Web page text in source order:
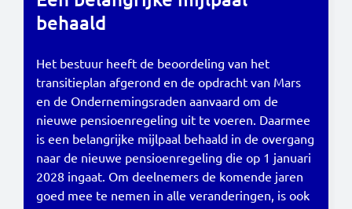
Documenten
Read this in:English
behaald
Het bestuur heeft de beoordeling van het
transitieplan afgerond en de opdracht van Mars
en de Ondernemingsraden aanvaard om de
nieuwe pensioenregeling uit te voeren. Daarmee
is een belangrijke mijlpaal behaald in de overgang
naar de nieuwe pensioenregeling die op 1 januari
2028 ingaat. Om deelnemers de komende jaren
goed mee te nemen in alle veranderingen, is ook